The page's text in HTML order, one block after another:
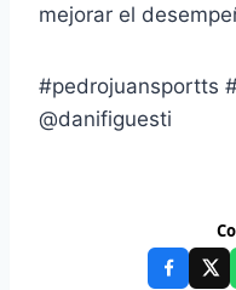
mejorar el
#pedrojuansportts
@danifiguesti